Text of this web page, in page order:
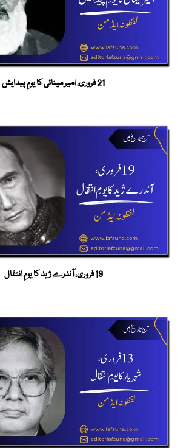
21 فروری، امیر مینائی کا یومِ پیدایش
19 فروری، آندرے ژید کا یومِ انتقال